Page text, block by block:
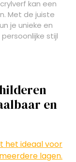
kan een
Met de juiste
je unieke en
stijl
en
het ideaal voor
lagen.